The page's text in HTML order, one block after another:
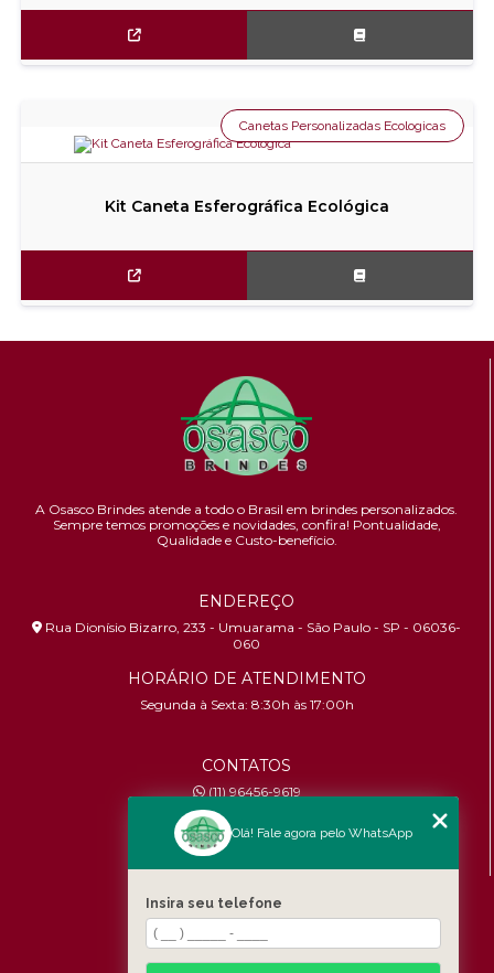
Kit Caneta Esferográfica Ecológica
Canetas Personalizadas Ecologicas
A Osasco Brindes atende a todo o Brasil em brindes personalizados.
Sempre temos promoções e novidades, confira! Pontualidade,
Qualidade e Custo-benefício.
ENDEREÇO
Rua Dionísio Bizarro, 233 - Umuarama - São Paulo - SP - 06036-
060
HORÁRIO DE ATENDIMENTO
Segunda à Sexta: 8:30h às 17:00h
CONTATOS
(11) 96456-9619
contato@osascobrindes.com.br
CNPJ:26.434.153/0001-30
MENU
Quem somos
Olá! Fale agora pelo WhatsApp
Insira seu telefone